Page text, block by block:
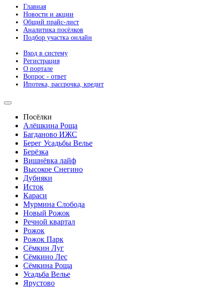
Главная
Новости и акции
Общий прайс-лист
Аналитика посёлков
Подбор участка онлайн
Вход в систему
Регистрация
О портале
Вопрос - ответ
Ипотека, рассрочка, кредит
Посёлки
Алёшкина Роща
Багданово ИЖС
Берег Усадьбы Велье
Берёзка
Вишнёвка лайф
Высокое Снегино
Дубняки
Исток
Караси
Мурмина Слобода
Новый Рожок
Речной квартал
Рожок
Рожок Парк
Сёмкин Луг
Сёмкино Лес
Сёмкина Роща
Усадьба Велье
Ярустово